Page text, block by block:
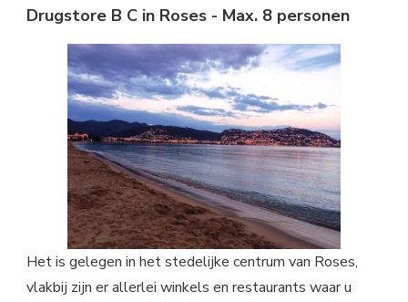
Drugstore B C in Roses - Max. 8 personen
Het is gelegen in het stedelijke centrum van Roses,
vlakbij zijn er allerlei winkels en restaurants waar u